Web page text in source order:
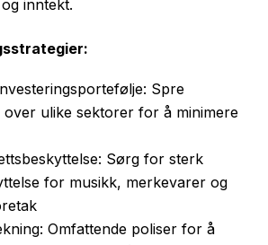
inntekt.
Spre
over ulike sektorer for å minimere
Sørg for sterk
for musikk, merkevarer og
Omfattende poliser for å